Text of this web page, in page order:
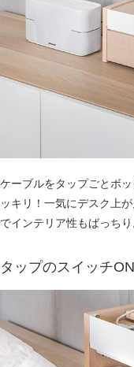
ケーブルをタップごとボ
ッキリ！一気にデスク上
でインテリア性もばっちり
タップのスイッチ